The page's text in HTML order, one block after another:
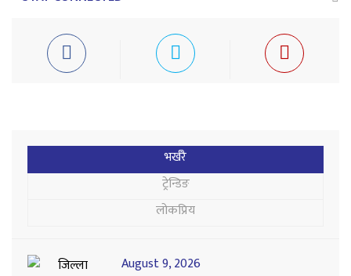
भर्खरै
ट्रेन्डिङ
लोकप्रिय
August 9, 2026